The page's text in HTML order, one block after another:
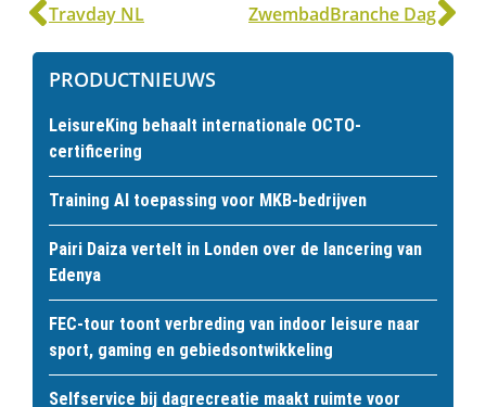
Travday NL ZwembadBranche Dag
PRODUCTNIEUWS
LeisureKing behaalt internationale OCTO-
certificering
Training AI toepassing voor MKB-bedrijven
Pairi Daiza vertelt in Londen over de lancering van
Edenya
FEC-tour toont verbreding van indoor leisure naar
sport, gaming en gebiedsontwikkeling
Selfservice bij dagrecreatie maakt ruimte voor